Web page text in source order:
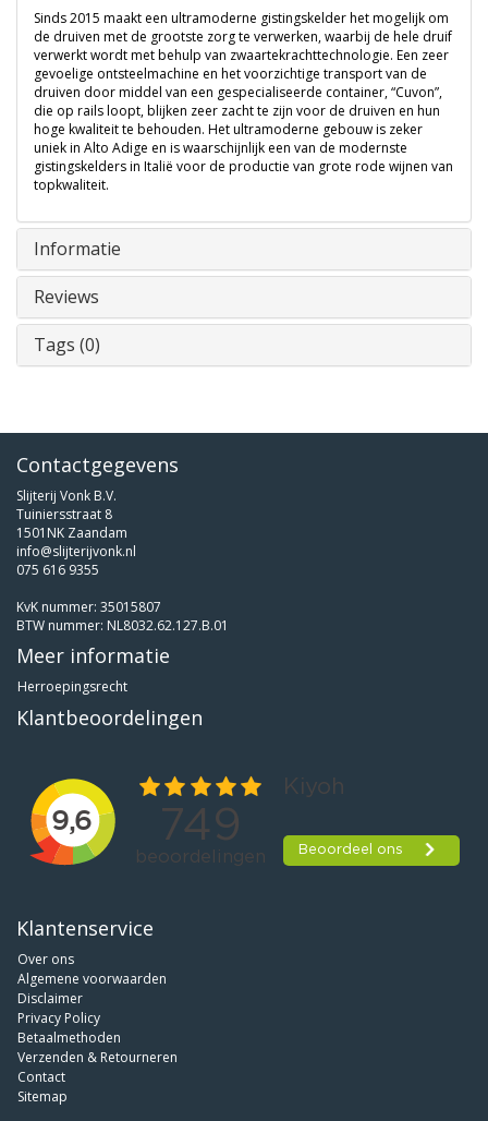
Sinds 2015 maakt een ultramoderne gistingskelder het mogelijk om
de druiven met de grootste zorg te verwerken, waarbij de hele druif
verwerkt wordt met behulp van zwaartekrachttechnologie. Een zeer
gevoelige ontsteelmachine en het voorzichtige transport van de
druiven door middel van een gespecialiseerde container, “Cuvon”,
die op rails loopt, blijken zeer zacht te zijn voor de druiven en hun
hoge kwaliteit te behouden. Het ultramoderne gebouw is zeker
uniek in Alto Adige en is waarschijnlijk een van de modernste
gistingskelders in Italië voor de productie van grote rode wijnen van
topkwaliteit.
Informatie
Reviews
Tags (0)
Contactgegevens
Slijterij Vonk B.V.
Tuiniersstraat 8
1501NK Zaandam
info@slijterijvonk.nl
075 616 9355
KvK nummer: 35015807
BTW nummer: NL8032.62.127.B.01
Meer informatie
Herroepingsrecht
Klantbeoordelingen
Klantenservice
Over ons
Algemene voorwaarden
Disclaimer
Privacy Policy
Betaalmethoden
Verzenden & Retourneren
Contact
Sitemap